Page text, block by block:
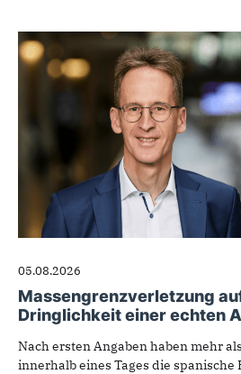
05.08.2026
Massengrenzverletzung
Dringlichkeit einer echten
Nach ersten Angaben haben mehr
innerhalb eines Tages die spanische